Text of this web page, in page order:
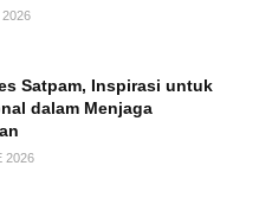
2026
Satpam, Inspirasi untuk
dalam Menjaga
2026